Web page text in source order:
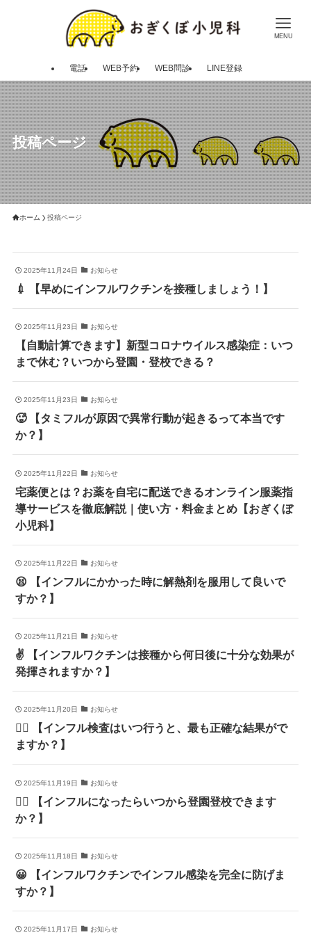
MENU
電話 WEB予約 WEB問診 LINE登録
投稿ページ
ホーム 投稿ページ
2025年11月24日 お知らせ
💉 【早めにインフルワクチンを接種しましょう！】
2025年11月23日 お知らせ
【自動計算できます】新型コロナウイルス感染症：いつ
まで休む？いつから登園・登校できる？
2025年11月23日 お知らせ
🥵 【タミフルが原因で異常行動が起きるって本当です
か？】
2025年11月22日 お知らせ
宅薬便とは？お薬を自宅に配送できるオンライン服薬指
導サービスを徹底解説｜使い方・料金まとめ【おぎくぼ
小児科】
2025年11月22日 お知らせ
😫 【インフルにかかった時に解熱剤を服用して良いで
すか？】
2025年11月21日 お知らせ
✌️ 【インフルワクチンは接種から何日後に十分な効果が
発揮されますか？】
2025年11月20日 お知らせ
🧑‍⚕️ 【インフル検査はいつ行うと、最も正確な結果がで
ますか？】
2025年11月19日 お知らせ
🙆‍♂️ 【インフルになったらいつから登園登校できます
か？】
2025年11月18日 お知らせ
😀 【インフルワクチンでインフル感染を完全に防げま
すか？】
2025年11月17日 お知らせ